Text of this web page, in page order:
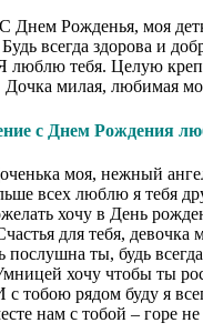
С Днем Рожденья, моя
Будь всегда здорова и
люблю тебя. Целую
Дочка милая, любимая
с Днем Рождения
моя, нежный
всех люблю я тебя
хочу в День
для тебя, девочка
послушна ты, будь
хочу чтобы ты
с тобою рядом буду я
нам с тобой – горе не